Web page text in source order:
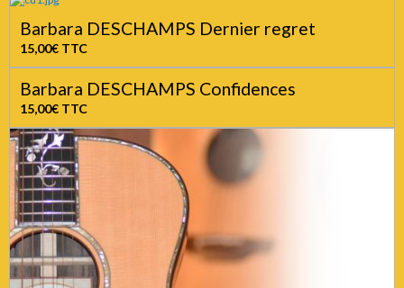
Barbara DESCHAMPS Dernier regret
15,00€ TTC
Barbara DESCHAMPS Confidences
15,00€TTC